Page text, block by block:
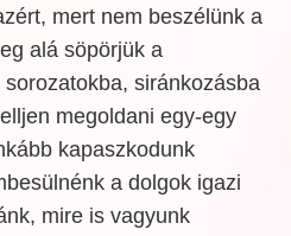
mert nem beszélünk a
alá söpörjük a
siránkozásba
megoldani egy-egy
kapaszkodunk
a dolgok igazi
mire is vagyunk